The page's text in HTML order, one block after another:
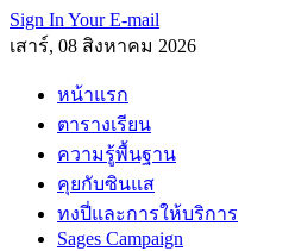
Sign In Your E-mail
เสาร์, 08 สิงหาคม 2026
หน้าแรก
ตารางเรียน
ความรู้พื้นฐาน
คุยกับซินแส
ทงปี่และการให้บริการ
Sages Campaign